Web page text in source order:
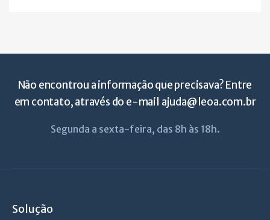
Não encontrou a informação que precisava? Entre
em contato, através do e-mail ajuda@leoa.com.br
Segunda a sexta-feira, das 8h às 18h.
Solução